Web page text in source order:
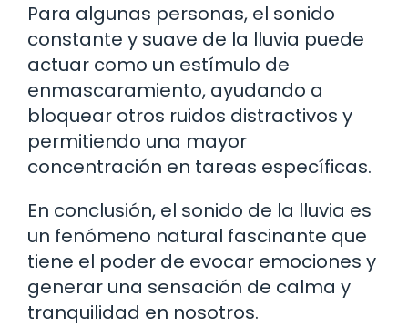
Para algunas personas, el sonido
constante y suave de la lluvia puede
actuar como un estímulo de
enmascaramiento, ayudando a
bloquear otros ruidos distractivos y
permitiendo una mayor
concentración en tareas específicas.
En conclusión, el sonido de la lluvia es
un fenómeno natural fascinante que
tiene el poder de evocar emociones y
generar una sensación de calma y
tranquilidad en nosotros.